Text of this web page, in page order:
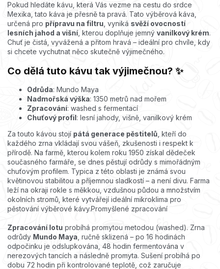
Pokud hledáte kávu, která Vás vezme na cestu do srdce
Mexika, tato káva je přesně ta pravá. Tato výběrová káva,
určená pro přípravu na filtru , vyniká svěží ovocností
lesních jahod a višní , kterou doplňuje jemný vanilkový krém.
Chuť je čistá, vyvážená a přitom hravá – ideální pro chvíle, kdy
si chcete vychutnat něco skutečně výjimečného.
Co dělá tuto kávu tak výjimečnou? ✨
Odrůda: Mundo Maya
Nadmořská výška: 1350 metrů nad mořem
Zpracování: washed s fermentací
Chuťový profil: lesní jahody, višně, vanilkový krém
Za touto kávou stojí pátá generace pěstitelů , kteří do
každého zrna vkládají svou vášeň, zkušenosti i respekt k
přírodě. Na farmě, kterou kolem roku 1950 získal dědeček
současného farmáře, se dnes pěstují odrůdy s mimořádným
chuťovým profilem. Typica z této oblasti je známá svou
květinovou stabilitou a příjemnou sladkostí – a není divu. Farma
leží na okraji rokle s měkkou, vzdušnou půdou a množstvím
okolních stromů, které vytvářejí ideální mikroklima pro
pěstování výběrové kávy.Promyšlené zpracování
Zpracování lotu probíhá promytou metodou (washed). Zrna
odrůdy Mundo Maya , ručně sklizená – po 16 hodinách
odpočinku je odslupkována, 48 hodin fermentována v
nerezových tancích a následně promyta. Sušení probíhá po
dobu 72 hodin při kontrolované teplotě, což zaručuje